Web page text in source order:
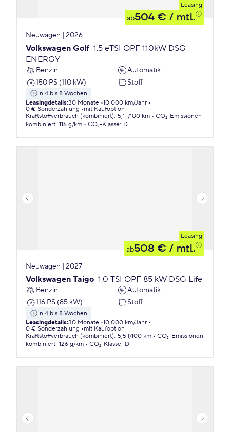
Leasing
ab504 € / mtl.
Neuwagen | 2026
Volkswagen Golf 1.5 eTSI OPF 110kW DSG
ENERGY
Benzin
Automatik
150 PS (110 kW)
Stoff
in 4 bis 8 Wochen
Leasingdetails:30 Monate 10.000 km/Jahr
0 € Sonderzahlung
mit Kaufoption
Kraftstoffverbrauch (kombiniert): 5,1 l/100 km
CO₂-Emissionen
kombiniert: 116 g/km CO₂-Klasse: D
Leasing
ab508 € / mtl.
Neuwagen | 2027
Volkswagen Taigo 1.0 TSI OPF 85 kW DSG Life
Benzin
Automatik
116 PS (85 kW)
Stoff
in 4 bis 8 Wochen
Leasingdetails:30 Monate 10.000 km/Jahr
0 € Sonderzahlung
mit Kaufoption
Kraftstoffverbrauch (kombiniert): 5,5 l/100 km
CO₂-Emissionen
kombiniert: 126 g/km CO₂-Klasse: D